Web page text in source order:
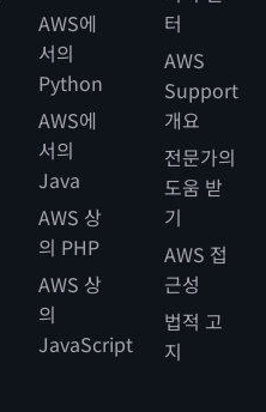
AWS에
서의
Python
AWS에
서의
Java
AWS 상
의 PHP
AWS 상
의
JavaScript
터
AWS
Support
개요
전문가의
도움 받
기
AWS 접
근성
법적 고
지